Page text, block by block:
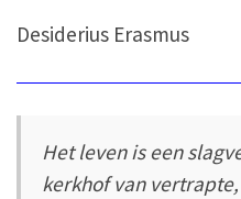
Desiderius Erasmus
Het leven is een
kerkhof van